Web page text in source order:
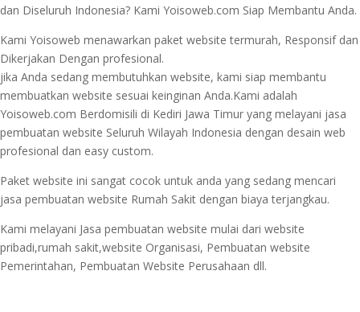
dan Diseluruh Indonesia? Kami Yoisoweb.com Siap Membantu Anda.
Kami Yoisoweb menawarkan paket website termurah, Responsif dan
Dikerjakan Dengan profesional.
jika Anda sedang membutuhkan website, kami siap membantu
membuatkan website sesuai keinginan Anda.Kami adalah
Yoisoweb.com Berdomisili di Kediri Jawa Timur yang melayani jasa
pembuatan website Seluruh Wilayah Indonesia dengan desain web
profesional dan easy custom.
Paket website ini sangat cocok untuk anda yang sedang mencari
jasa pembuatan website Rumah Sakit dengan biaya terjangkau.
Kami melayani Jasa pembuatan website mulai dari website
pribadi,rumah sakit,website Organisasi, Pembuatan website
Pemerintahan, Pembuatan Website Perusahaan dll.